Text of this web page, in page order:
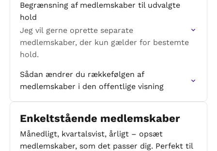
Begrænsning af medlemskaber til udvalgte
hold
Jeg vil gerne oprette separate
medlemskaber, der kun gælder for bestemte
hold.
Sådan ændrer du rækkefølgen af
medlemskaber i den offentlige visning
Enkeltstående medlemskaber
Månedligt, kvartalsvist, årligt – opsæt
medlemskaber, som det passer dig. Perfekt til